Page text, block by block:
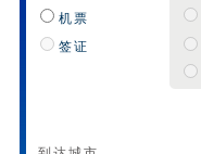
机票
签证